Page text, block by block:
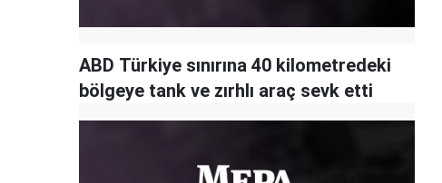
ABD Türkiye sınırına 40 kilometredeki
bölgeye tank ve zırhlı araç sevk etti